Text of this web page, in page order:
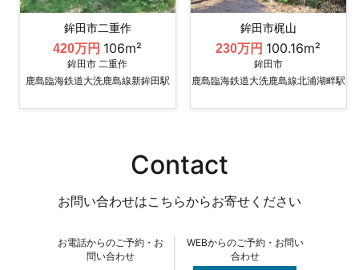
鉾田市二重作
420万円 106m²
鉾田市 二重作
鹿島臨海鉄道大洗鹿島線新鉾田駅
鉾田市梶山
230万円 100.16m²
鉾田市
鹿島臨海鉄道大洗鹿島線北浦湖畔駅
Contact
お問い合わせはこちらからお寄せください
お電話からのご予約・お
問い合わせ
WEBからのご予約・お問い
合わせ